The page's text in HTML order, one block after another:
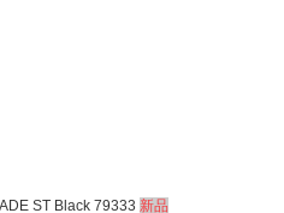
ST Black 79333 新品